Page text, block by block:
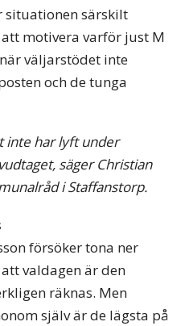
situationen särskilt
motivera varför just M
väljarstödet inte
och de tunga
inte har lyft under
säger Christian
i Staffanstorp.
försöker tona ner
valdagen är den
räknas. Men
själv är de lägsta på